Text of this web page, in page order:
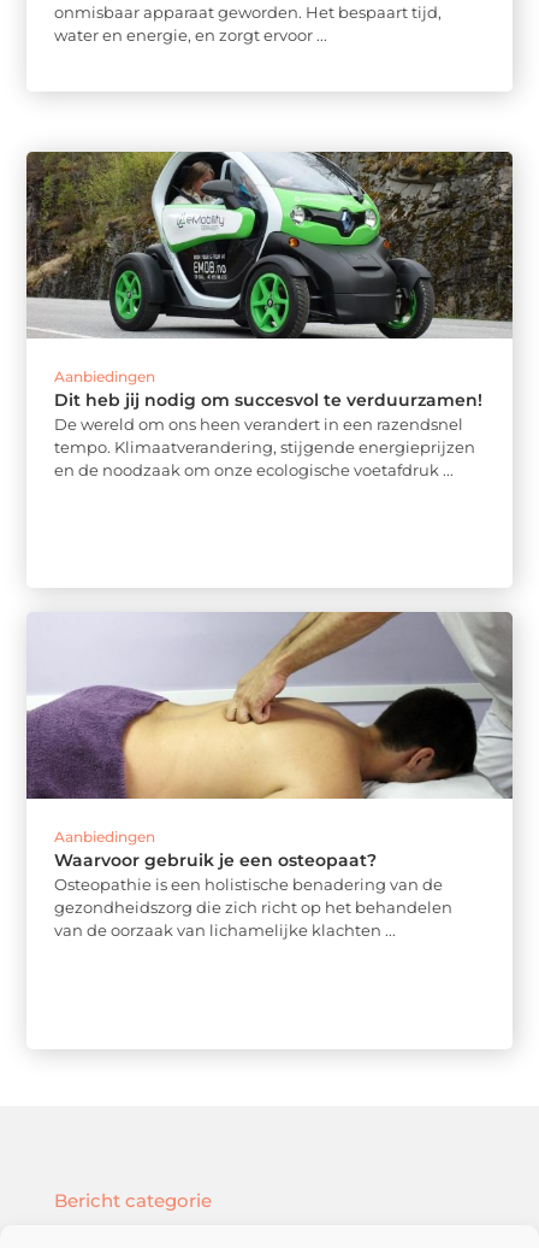
onmisbaar apparaat geworden. Het bespaart tijd,
water en energie, en zorgt ervoor ...
Aanbiedingen
Dit heb jij nodig om succesvol te verduurzamen!
De wereld om ons heen verandert in een razendsnel
tempo. Klimaatverandering, stijgende energieprijzen
en de noodzaak om onze ecologische voetafdruk ...
Aanbiedingen
Waarvoor gebruik je een osteopaat?
Osteopathie is een holistische benadering van de
gezondheidszorg die zich richt op het behandelen
van de oorzaak van lichamelijke klachten ...
Bericht categorie